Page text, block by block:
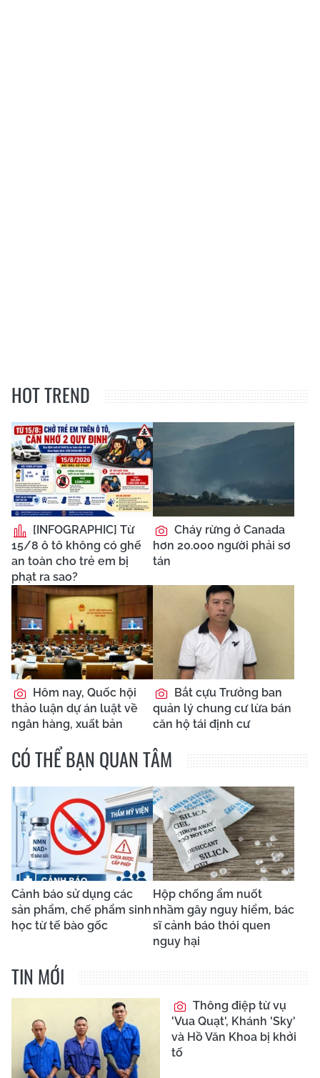
HOT TREND
[INFOGRAPHIC] Từ
15/8 ô tô không có ghế
an toàn cho trẻ em bị
phạt ra sao?
Cháy rừng ở Canada
hơn 20.000 người phải sơ
tán
Hôm nay, Quốc hội
thảo luận dự án luật về
ngân hàng, xuất bản
Bắt cựu Trưởng ban
quản lý chung cư lừa bán
căn hộ tái định cư
CÓ THỂ BẠN QUAN TÂM
Cảnh báo sử dụng các
sản phẩm, chế phẩm sinh
học từ tế bào gốc
Hộp chống ẩm nuốt
nhầm gây nguy hiểm, bác
sĩ cảnh báo thói quen
nguy hại
TIN MỚI
Thông điệp từ vụ
'Vua Quạt', Khánh 'Sky'
và Hồ Văn Khoa bị khởi
tố